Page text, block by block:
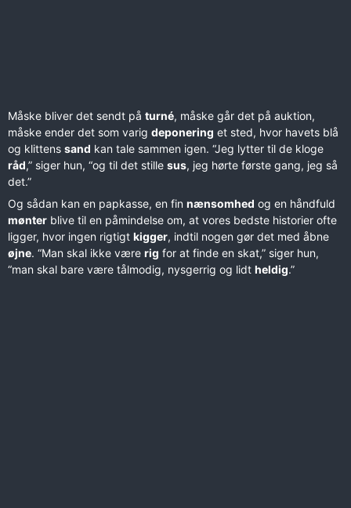
Måske bliver det sendt på turné, måske går det på auktion,
måske ender det som varig deponering et sted, hvor havets blå
og klittens sand kan tale sammen igen. “Jeg lytter til de kloge
råd,” siger hun, “og til det stille sus, jeg hørte første gang, jeg så
det.”
Og sådan kan en papkasse, en fin nænsomhed og en håndfuld
mønter blive til en påmindelse om, at vores bedste historier ofte
ligger, hvor ingen rigtigt kigger, indtil nogen gør det med åbne
øjne. “Man skal ikke være rig for at finde en skat,” siger hun,
“man skal bare være tålmodig, nysgerrig og lidt heldig.”